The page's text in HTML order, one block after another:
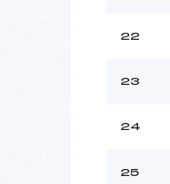
22
23
24
25